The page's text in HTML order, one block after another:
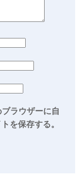
ラウザーに自
を保存する。